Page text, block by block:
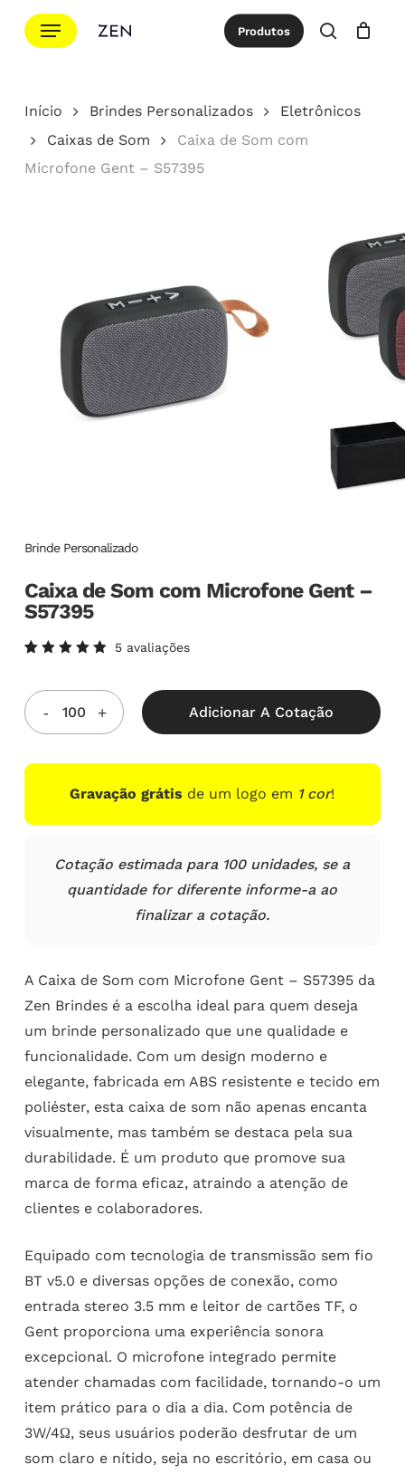
para
principal
Menu Produtos
procurar
Cotação Close
Início Brindes Personalizados
Eletrônicos
Caixas de Som
Caixa de Som com
Microfone Gent – S57395
Brinde Personalizado
Caixa de Som com Microfone Gent –
S57395
5.00de
5, com
baseado
em
clientes
5avaliações
Adicionar A Cotação
Gravação grátis de um logo em 1 cor!
Cotação estimada para 100 unidades, se a
quantidade for diferente informe-a ao
finalizar a cotação.
A Caixa de Som com Microfone Gent – S57395 da
Zen Brindes é a escolha ideal para quem deseja
um brinde personalizado que une qualidade e
funcionalidade. Com um design moderno e
elegante, fabricada em ABS resistente e tecido em
poliéster, esta caixa de som não apenas encanta
visualmente, mas também se destaca pela sua
durabilidade. É um produto que promove sua
marca de forma eficaz, atraindo a atenção de
clientes e colaboradores.
Equipado com tecnologia de transmissão sem fio
BT v5.0 e diversas opções de conexão, como
entrada stereo 3.5 mm e leitor de cartões TF, o
Gent proporciona uma experiência sonora
excepcional. O microfone integrado permite
atender chamadas com facilidade, tornando-o um
item prático para o dia a dia. Com potência de
3W/4Ω, seus usuários poderão desfrutar de um
som claro e nítido, seja no escritório, em casa ou